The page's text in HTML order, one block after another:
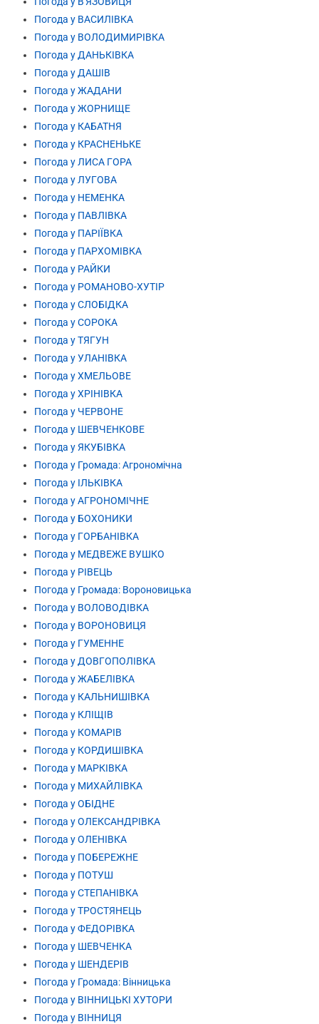
Погода у ВАСИЛІВКА
Погода у ВОЛОДИМИРІВКА
Погода у ДАНЬКІВКА
Погода у ДАШІВ
Погода у ЖАДАНИ
Погода у ЖОРНИЩЕ
Погода у КАБАТНЯ
Погода у КРАСНЕНЬКЕ
Погода у ЛИСА ГОРА
Погода у ЛУГОВА
Погода у НЕМЕНКА
Погода у ПАВЛІВКА
Погода у ПАРІЇВКА
Погода у ПАРХОМІВКА
Погода у РАЙКИ
Погода у РОМАНОВО-ХУТІР
Погода у СЛОБІДКА
Погода у СОРОКА
Погода у ТЯГУН
Погода у УЛАНІВКА
Погода у ХМЕЛЬОВЕ
Погода у ХРІНІВКА
Погода у ЧЕРВОНЕ
Погода у ШЕВЧЕНКОВЕ
Погода у ЯКУБІВКА
Погода у Громада: Агрономічна
Погода у ІЛЬКІВКА
Погода у АГРОНОМІЧНЕ
Погода у БОХОНИКИ
Погода у ГОРБАНІВКА
Погода у МЕДВЕЖЕ ВУШКО
Погода у РІВЕЦЬ
Погода у Громада: Вороновицька
Погода у ВОЛОВОДІВКА
Погода у ВОРОНОВИЦЯ
Погода у ГУМЕННЕ
Погода у ДОВГОПОЛІВКА
Погода у ЖАБЕЛІВКА
Погода у КАЛЬНИШІВКА
Погода у КЛІЩІВ
Погода у КОМАРІВ
Погода у КОРДИШІВКА
Погода у МАРКІВКА
Погода у МИХАЙЛІВКА
Погода у ОБІДНЕ
Погода у ОЛЕКСАНДРІВКА
Погода у ОЛЕНІВКА
Погода у ПОБЕРЕЖНЕ
Погода у ПОТУШ
Погода у СТЕПАНІВКА
Погода у ТРОСТЯНЕЦЬ
Погода у ФЕДОРІВКА
Погода у ШЕВЧЕНКА
Погода у ШЕНДЕРІВ
Погода у Громада: Вінницька
Погода у ВІННИЦЬКІ ХУТОРИ
Погода у ВІННИЦЯ